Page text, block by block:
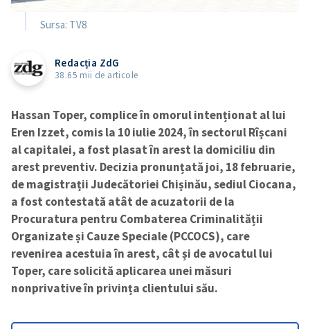
Sursa: TV8
Redacția ZdG
38.65 mii de articole
Hassan Toper, complice în omorul intenționat al lui
Eren Izzet, comis la 10 iulie 2024, în sectorul Rîșcani
al capitalei, a fost plasat în arest la domiciliu din
arest preventiv. Decizia pronunțată joi, 18 februarie,
de magistrații Judecătoriei Chișinău, sediul Ciocana,
a fost contestată atât de acuzatorii de la
Procuratura pentru Combaterea Criminalității
Organizate și Cauze Speciale (PCCOCS), care
revenirea acestuia în arest, cât și de avocatul lui
Toper, care solicită aplicarea unei măsuri
nonprivative în privința clientului său.